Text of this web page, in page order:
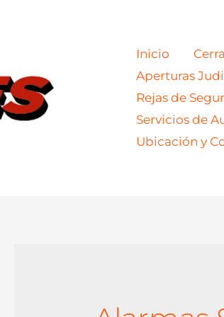
Inicio
Aperturas
Rejas de
Servicios de
Ubicación y